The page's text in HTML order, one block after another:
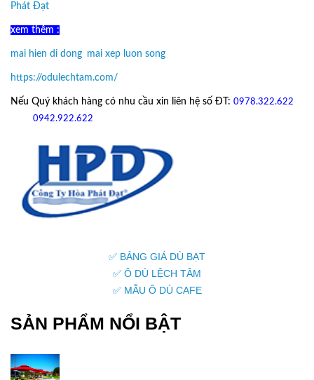
Phát Đạt
xem thêm :
mai hien di dong mai xep luon song
https://odulechtam.com/
Nếu Quý khách hàng có nhu cầu xin liên hệ số ĐT: 0978.322.622
0942.922.622
✅ BẢNG GIÁ DÙ BẠT
✅ Ô DÙ LỆCH TÂM
✅ MẪU Ô DÙ CAFE
SẢN PHẨM NỔI BẬT